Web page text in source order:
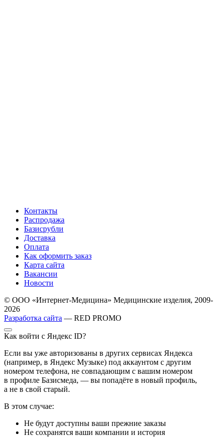
Контакты
Распродажа
Базисрубли
Доставка
Оплата
Как оформить заказ
Карта сайта
Вакансии
Новости
© ООО «Интернет-Медицина» Медицинские изделия, 2009-
2026
Разработка сайта — RED PROMO
Как войти с Яндекс ID?
Если вы уже авторизованы в других сервисах Яндекса
(например, в Яндекс Музыке) под аккаунтом с другим
номером телефона, не совпадающим с вашим номером
в профиле Базисмеда, — вы попадёте в новый профиль,
а не в свой старый.
В этом случае:
Не будут доступны ваши прежние заказы
Не сохранятся ваши компании и история